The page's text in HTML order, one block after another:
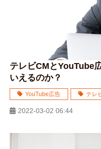
テレビCMとYouTube
いえるのか？
YouTube広告 テレ
2022-03-02 06:44